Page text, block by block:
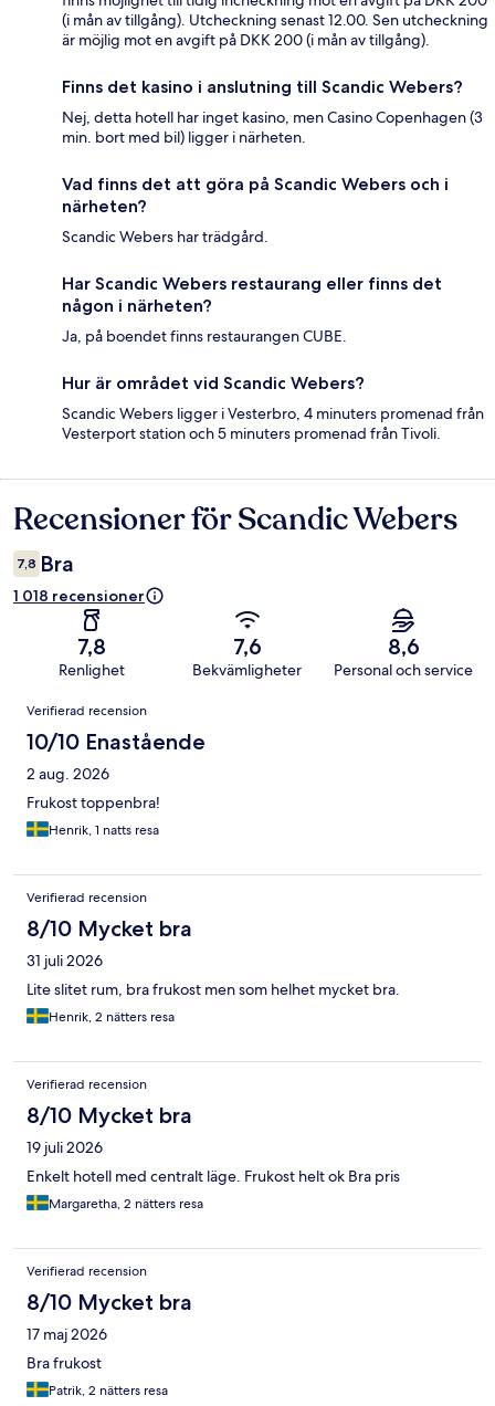
(i mån av tillgång). Utcheckning senast 12.00. Sen utcheckning
är möjlig mot en avgift på DKK 200 (i mån av tillgång).
Finns det kasino i anslutning till Scandic Webers?
Nej, detta hotell har inget kasino, men Casino Copenhagen (3
min. bort med bil) ligger i närheten.
Vad finns det att göra på Scandic Webers och i
närheten?
Scandic Webers har trädgård.
Har Scandic Webers restaurang eller finns det
någon i närheten?
Ja, på boendet finns restaurangen CUBE.
Hur är området vid Scandic Webers?
Scandic Webers ligger i Vesterbro, 4 minuters promenad från
Vesterport station och 5 minuters promenad från Tivoli.
Recensioner
Recensioner för Scandic Webers
7,8 Bra
1 018 recensioner
7,8
Renlighet
7,6
Bekvämligheter
8,6
Personal och service
Recensioner
Verifierad recension
10/10 Enastående
2 aug. 2026
Frukost toppenbra!
Henrik, 1 natts resa
Verifierad recension
8/10 Mycket bra
31 juli 2026
Lite slitet rum, bra frukost men som helhet mycket bra.
Henrik, 2 nätters resa
Verifierad recension
8/10 Mycket bra
19 juli 2026
Enkelt hotell med centralt läge. Frukost helt ok Bra pris
Margaretha, 2 nätters resa
Verifierad recension
8/10 Mycket bra
17 maj 2026
Bra frukost
Patrik, 2 nätters resa